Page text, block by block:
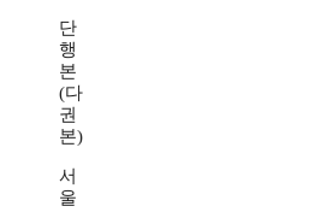
단
행
본
(다
권
본)
서
울